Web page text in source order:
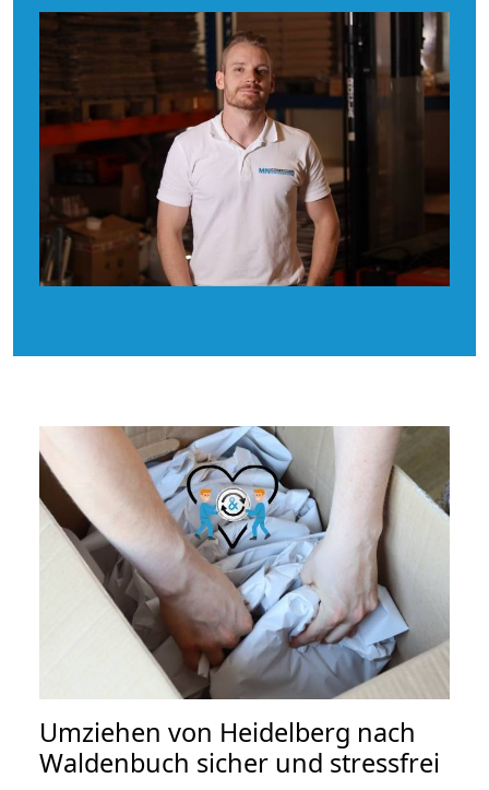
Umziehen von Heidelberg nach
Waldenbuch sicher und stressfrei